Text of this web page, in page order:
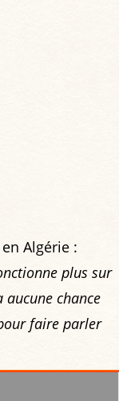
Algérie :
plus sur
chance
faire parler